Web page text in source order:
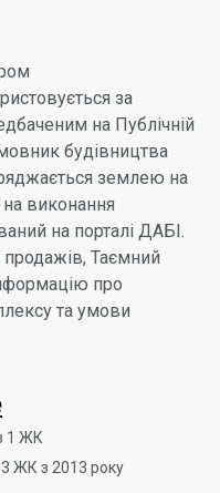
за
на Публічній
будівництва
землею на
на виконання
на порталі ДАБІ.
Таємний
про
та умови
1 ЖК
ЖК з 2013 року